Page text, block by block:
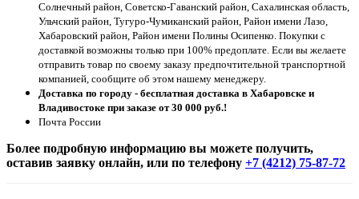
Солнечный район, Советско-Гаванский район, Сахалинская область,
Ульчский район, Тугуро-Чумиканский район, Район имени Лазо,
Хабаровский район, Район имени Полины Осипенко. Покупки с
доставкой возможны только при 100% предоплате. Если вы желаете
отправить товар по своему заказу предпочтительной транспортной
компанией, сообщите об этом нашему менеджеру.
Доставка по городу - бесплатная доставка в Хабаровске и
Владивостоке при заказе от 30 000 руб.!
Почта России
Более подробную информацию вы можете получить,
оставив заявку онлайн, или по телефону +7 (4212) 75-87-72